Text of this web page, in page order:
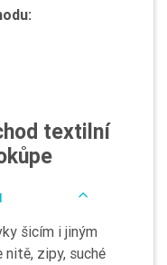
textilní
šicím i jiným
nitě, zipy, suché